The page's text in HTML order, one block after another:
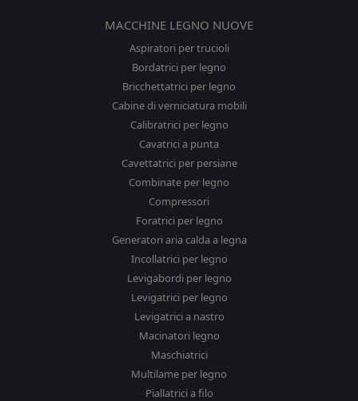
MACCHINE LEGNO NUOVE
Aspiratori per trucioli
Bordatrici per legno
Bricchettatrici per legno
Cabine di verniciatura mobili
Calibratrici per legno
Cavatrici a punta
Cavettatrici per persiane
Combinate per legno
Compressori
Foratrici per legno
Generatori aria calda a legna
Incollatrici per legno
Levigabordi per legno
Levigatrici per legno
Levigatrici a nastro
Macinatori legno
Maschiatrici
Multilame per legno
Piallatrici a filo